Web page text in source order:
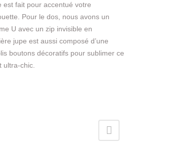
est fait pour accentué votre
Pour le dos, nous avons un
U avec un zip invisible en
jupe est aussi composé d’une
boutons décoratifs pour sublimer ce
ultra-chic.